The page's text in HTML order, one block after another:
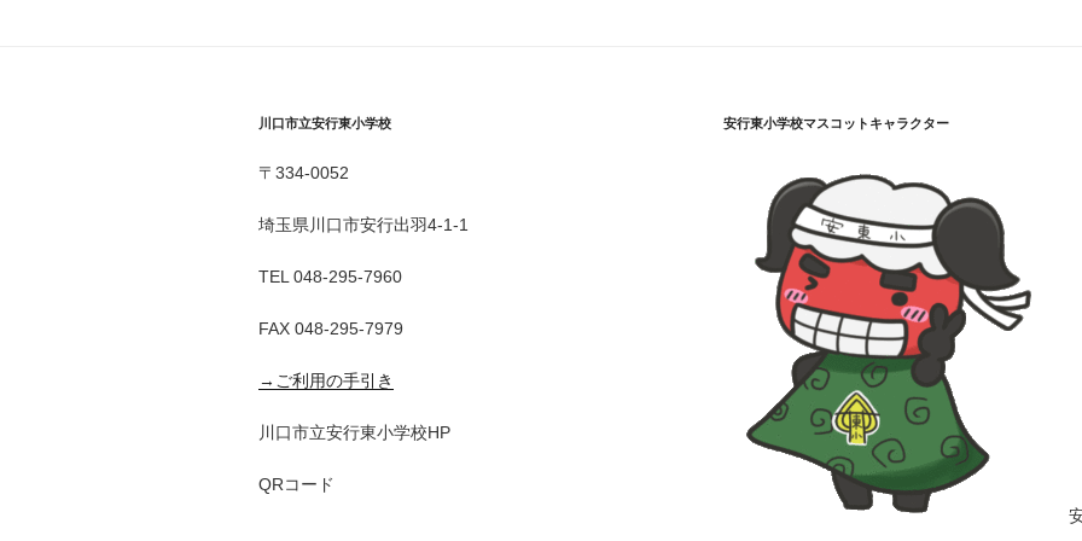
川口市立安行東小学校
〒334-0052
埼玉県川口市安行出羽4-1-1
TEL 048-295-7960
FAX 048-295-7979
→ご利用の手引き
川口市立安行東小学校HP
QRコード
安行東小学校マスコットキャラクター